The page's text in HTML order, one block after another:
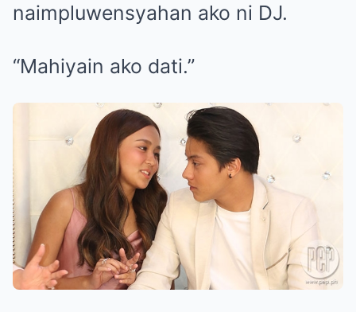
naimpluwensyahan ako ni DJ.
“Mahiyain ako dati.”